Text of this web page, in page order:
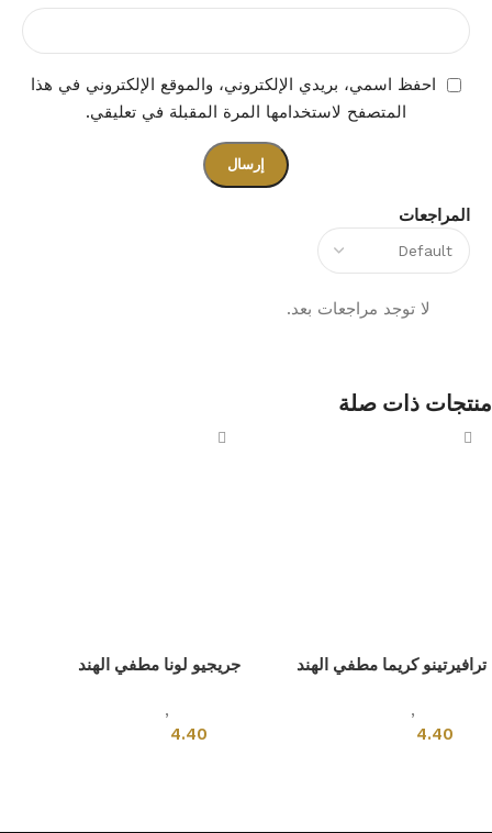
المراجعات
لا توجد مراجعات بعد.
احفظ اسمي، بريدي الإلكتروني، والموقع الإلكتروني في هذا
المتصفح لاستخدامها المرة المقبلة في تعليقي.
منتجات ذات صلة
ترافيرتينو كريما مطفي الهند
,
4.40
جريجيو لونا مطفي الهند
,
4.40